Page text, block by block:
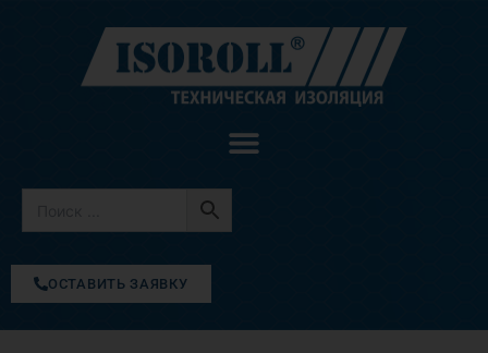
содержимому
ОСТАВИТЬ ЗАЯВКУ